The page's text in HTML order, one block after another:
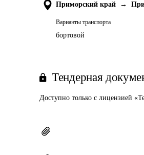
Приморский край →
Варианты транспорта
бортовой
Тендерная
Доступно только с лицензией